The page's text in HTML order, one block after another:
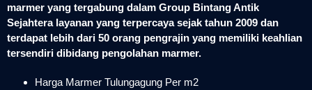
marmer yang tergabung dalam Group Bintang Antik
Sejahtera layanan yang terpercaya sejak tahun 2009 dan
terdapat lebih dari 50 orang pengrajin yang memiliki keahlian
tersendiri dibidang pengolahan marmer.
Harga Marmer Tulungagung Per m2